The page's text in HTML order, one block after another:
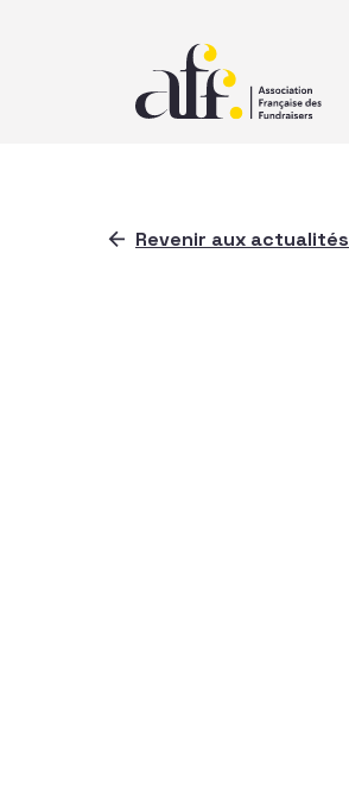
Revenir aux actualités